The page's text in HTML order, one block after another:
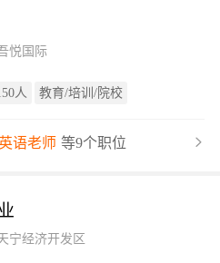
悦国际
人 教育/培训/院校
语老师 等9个职位
宁经济开发区